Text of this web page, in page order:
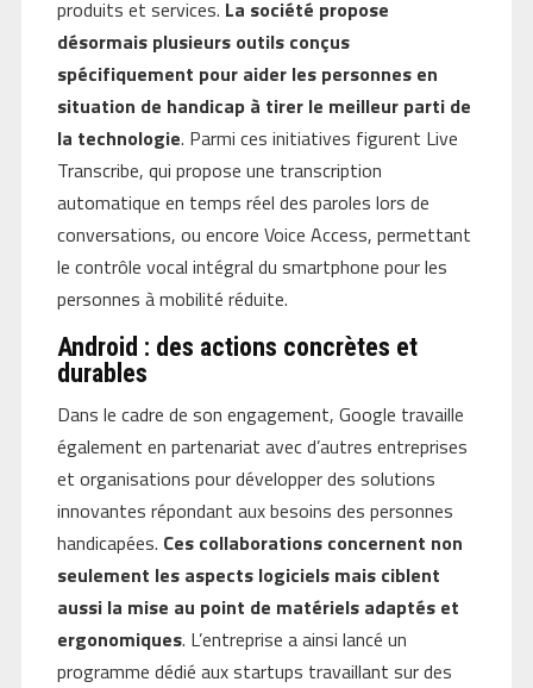
produits et services. La société propose
désormais plusieurs outils conçus
spécifiquement pour aider les personnes en
situation de handicap à tirer le meilleur parti de
la technologie. Parmi ces initiatives figurent Live
Transcribe, qui propose une transcription
automatique en temps réel des paroles lors de
conversations, ou encore Voice Access, permettant
le contrôle vocal intégral du smartphone pour les
personnes à mobilité réduite.
Android : des actions concrètes et
durables
Dans le cadre de son engagement, Google travaille
également en partenariat avec d’autres entreprises
et organisations pour développer des solutions
innovantes répondant aux besoins des personnes
handicapées. Ces collaborations concernent non
seulement les aspects logiciels mais ciblent
aussi la mise au point de matériels adaptés et
ergonomiques. L’entreprise a ainsi lancé un
programme dédié aux startups travaillant sur des